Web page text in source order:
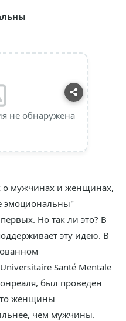
не обнаружена
о мужчинах и женщинах,
эмоциональны"
Но так ли это? В
эту идею. В
Santé Mentale
был проведен
женщины
чем мужчины.